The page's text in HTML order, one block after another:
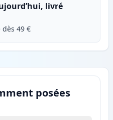
livré
49 €
posées